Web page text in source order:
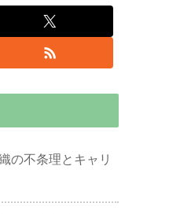
の不条理とキャリ